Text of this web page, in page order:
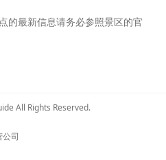
的最新信息请务必参照景区的官
All Rights Reserved.
公司